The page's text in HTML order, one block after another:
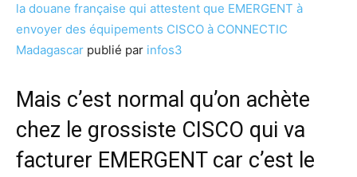
la douane française qui attestent que EMERGENT à
envoyer des équipements CISCO à CONNECTIC
Madagascar publié par infos3
Mais c’est normal qu’on achète
chez le grossiste CISCO qui va
facturer EMERGENT car c’est le